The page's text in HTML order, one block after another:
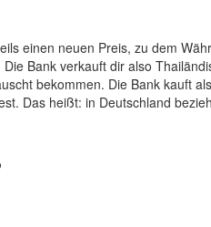
einen neuen Preis, zu dem
Bank verkauft dir also
bekommen. Die Bank kauft
Das heißt: in Deutschland